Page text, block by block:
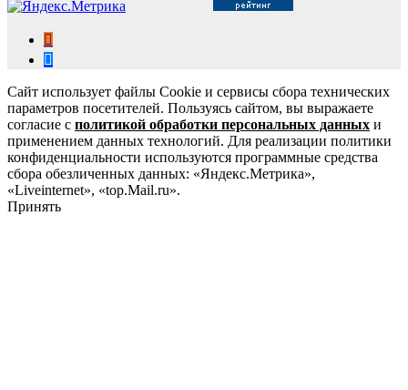
Сайт использует файлы Cookie и сервисы сбора технических
параметров посетителей. Пользуясь сайтом, вы выражаете
согласие с политикой обработки персональных данных и
применением данных технологий. Для реализации политики
конфиденциальности используются программные средства
сбора обезличенных данных: «Яндекс.Метрика»,
«Liveinternet», «top.Mail.ru».
Принять